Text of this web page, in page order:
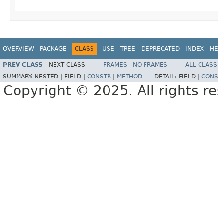
OVERVIEW PACKAGE CLASS USE TREE DEPRECATED INDEX
PREV CLASS NEXT CLASS FRAMES NO FRAMES
ALL
SUMMARY: NESTED | FIELD | CONSTR METHOD DETAIL: FIELD |
Copyright © 2025. All rights